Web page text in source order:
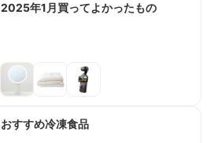
2025年1月買ってよかったもの
おすすめ冷凍食品